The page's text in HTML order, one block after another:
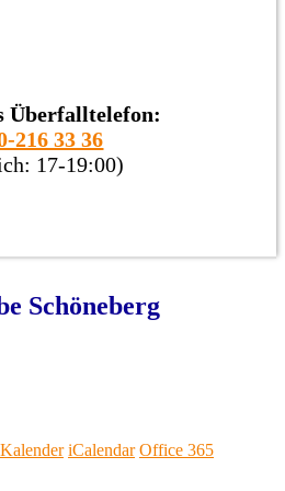
Überfalltelefon:
216 33 36
17-19:00)
Schöneberg
iCalendar Office 365